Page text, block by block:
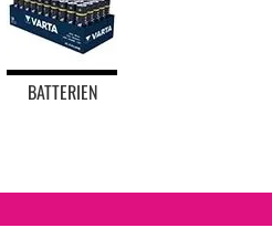
BATTERIEN